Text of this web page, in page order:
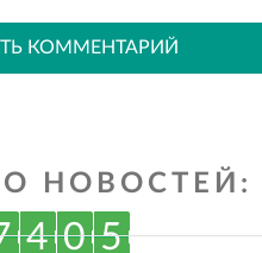
КОММЕНТАРИЙ
НОВОСТЕЙ:
4 0 5